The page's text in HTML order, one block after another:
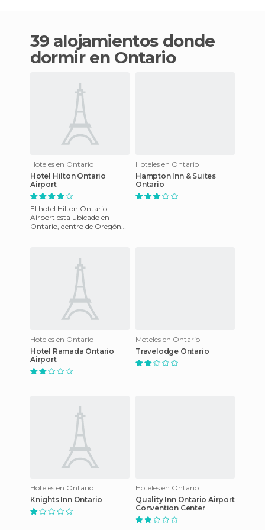
39 alojamientos donde
dormir en Ontario
Hoteles en Ontario
Hotel Hilton Ontario
Airport
El hotel Hilton Ontario
Airport esta ubicado en
Ontario, dentro de Oregón
Hoteles en Ontario
Hampton Inn & Suites
Ontario
Hoteles en Ontario
Hotel Ramada Ontario
Airport
Moteles en Ontario
Travelodge Ontario
Hoteles en Ontario
Knights Inn Ontario
Hoteles en Ontario
Quality Inn Ontario Airport
Convention Center